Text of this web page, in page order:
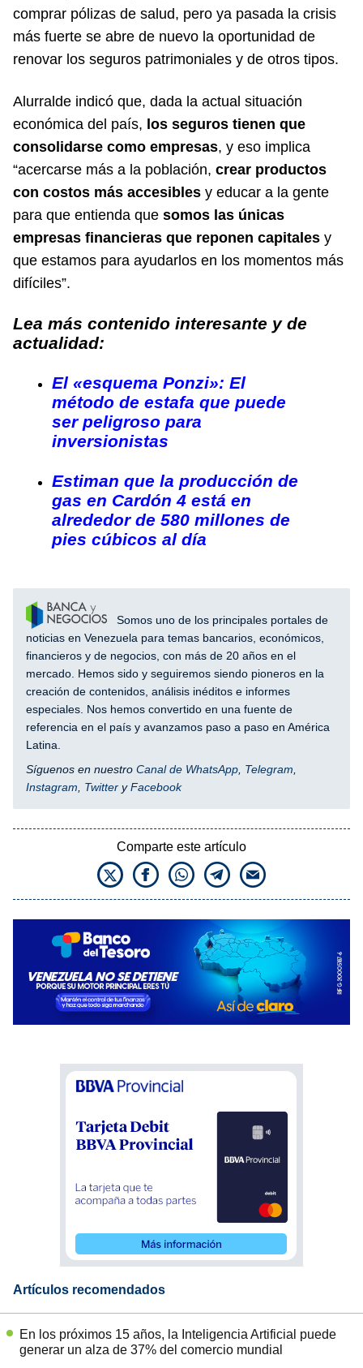
comprar pólizas de salud, pero ya pasada la crisis
más fuerte se abre de nuevo la oportunidad de
renovar los seguros patrimoniales y de otros tipos.
Alurralde indicó que, dada la actual situación
económica del país, los seguros tienen que
consolidarse como empresas, y eso implica
“acercarse más a la población, crear productos
con costos más accesibles y educar a la gente
para que entienda que somos las únicas
empresas financieras que reponen capitales y
que estamos para ayudarlos en los momentos más
difíciles”.
Lea más contenido interesante y de
actualidad:
El «esquema Ponzi»: El
método de estafa que puede
ser peligroso para
inversionistas
Estiman que la producción de
gas en Cardón 4 está en
alrededor de 580 millones de
pies cúbicos al día
Somos uno de los principales portales de
noticias en Venezuela para temas bancarios, económicos,
financieros y de negocios, con más de 20 años en el
mercado. Hemos sido y seguiremos siendo pioneros en la
creación de contenidos, análisis inéditos e informes
especiales. Nos hemos convertido en una fuente de
referencia en el país y avanzamos paso a paso en América
Latina.
Síguenos en nuestro Canal de WhatsApp Telegram
Instagram
Twitter yFacebook
Comparte este artículo
Artículos recomendados
En los próximos 15 años, la Inteligencia Artificial puede
generar un alza de 37% del comercio mundial